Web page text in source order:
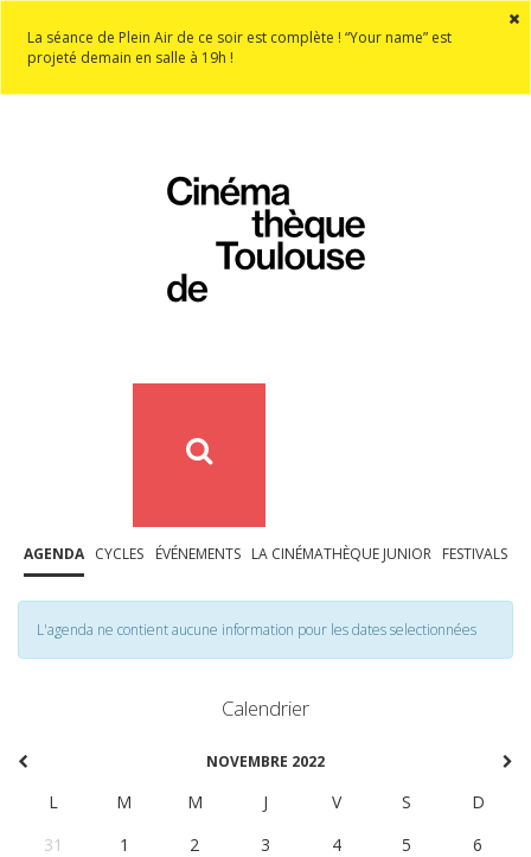
La séance de Plein Air de ce soir est complète ! “Your name” est
projeté demain en salle à 19h !
AGENDA CYCLES ÉVÉNEMENTS LA CINÉMATHÈQUE JUNIOR FESTIVALS
L'agenda ne contient aucune information pour les dates selectionnées
Calendrier
NOVEMBRE 2022
L M M J V S
D
31
1 2 3 4 5
6